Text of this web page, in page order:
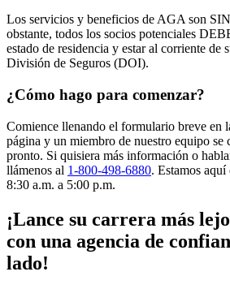
Los servicios y beneficios de AGA son
obstante, todos los socios potenciales
estado de residencia y estar al corriente de
División de Seguros (DOI).
¿Cómo hago para comenzar?
Comience llenando el formulario breve en
página y un miembro de nuestro equipo se
pronto. Si quisiera más información o
llámenos al 1-800-498-6880. Estamos aquí
8:30 a.m. a 5:00 p.m.
¡Lance su carrera más
con una agencia de
lado!